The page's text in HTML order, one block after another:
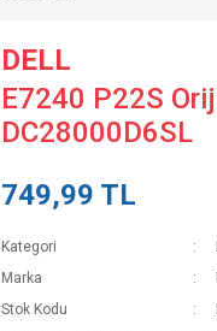
DELL
E7240 P22S
DC28000D6SL
749,99 TL
Kategori
Marka
Stok Kodu